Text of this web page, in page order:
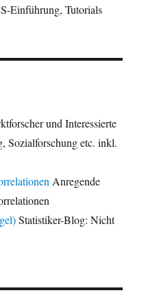
Einführung, Tutorials
und Interessierte
Sozialforschung etc. inkl.
Anregende
Statistiker-Blog: Nicht